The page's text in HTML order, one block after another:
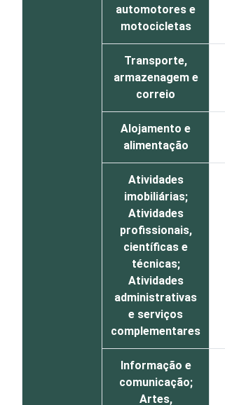
automotores e
motocicletas
Transporte,
armazenagem e
correio
Alojamento e
alimentação
Atividades
imobiliárias;
Atividades
profissionais,
científicas e
técnicas;
Atividades
administrativas
e serviços
complementares
Informação e
comunicação;
Artes,